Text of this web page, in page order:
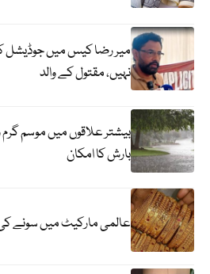
میر رضا کیس میں جوڈیشل
نہیں، مقتول کے والد
بیشتر علاقوں میں موسم
بارش کا امکان
عالمی مارکیٹ میں سونے